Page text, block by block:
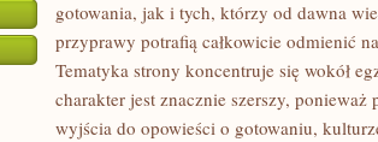
PERFUMERYJNE
gotowania, jak i tych, którzy od dawna
przyprawy potrafią całkowicie odmienić
Tematyka strony koncentruje się wokół
charakter jest znacznie szerszy,
wyjścia do opowieści o gotowaniu,